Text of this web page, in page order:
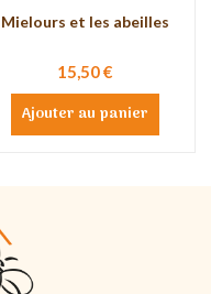
Mielours et les abeilles
15,50 €
Ajouter au panier